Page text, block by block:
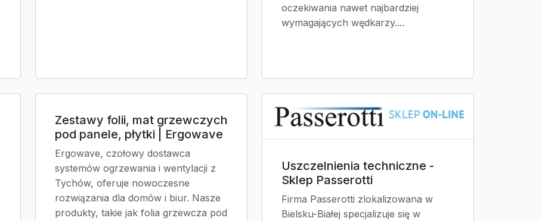
oczekiwania nawet najbardziej
wymagających wędkarzy....
Zestawy folii, mat grzewczych
pod panele, płytki | Ergowave
Ergowave, czołowy dostawca
systemów ogrzewania i wentylacji z
Tychów, oferuje nowoczesne
rozwiązania dla domów i biur. Nasze
produkty, takie jak folia grzewcza pod
Uszczelnienia techniczne -
Sklep Passerotti
Firma Passerotti zlokalizowana w
Bielsku-Białej specjalizuje się w